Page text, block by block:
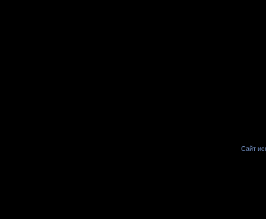
Сайт